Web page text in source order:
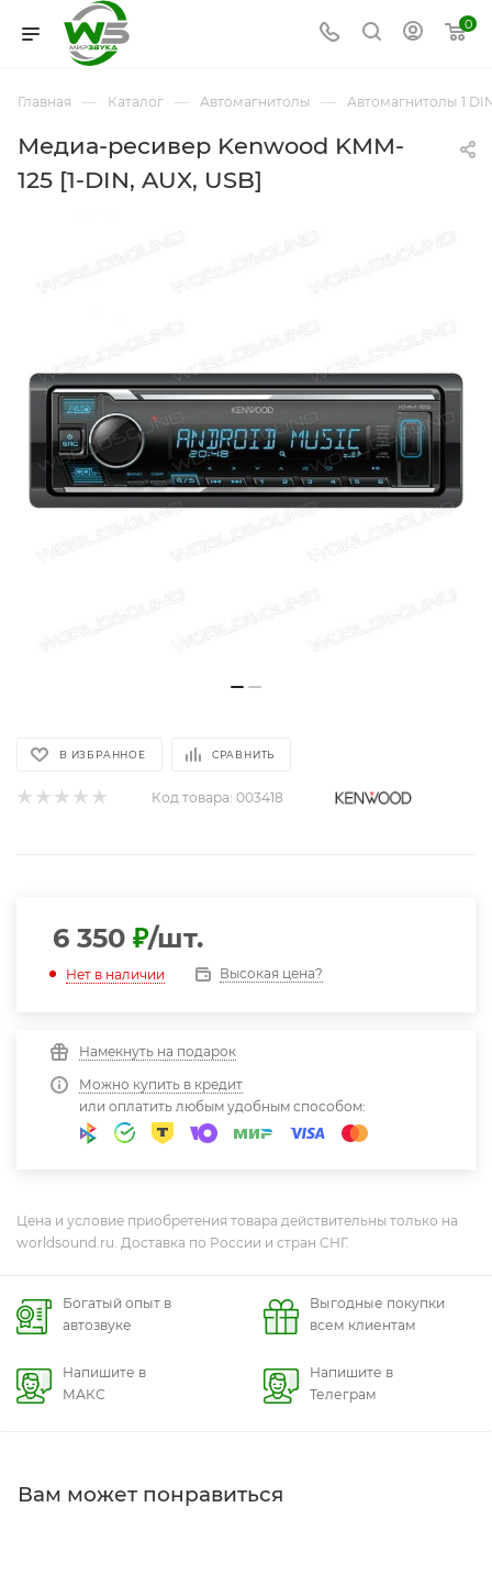
0
Главная — Каталог — Автомагнитолы — Автомагнитолы 1
Медиа-ресивер Kenwood KMM-
125 [1-DIN, AUX, USB]
В ИЗБРАННОЕ СРАВНИТЬ
Код товара: 003418
6 350 ₽/шт.
Нет в наличии Высокая цена?
Намекнуть на подарок
Можно купить в кредит
или оплатить любым удобным способом:
Цена и условие приобретения товара действительны только на
worldsound.ru. Доставка по России и стран СНГ.
Богатый опыт в
автозвуке
Выгодные покупки
всем клиентам
Напишите в
МАКС
Напишите в
Телеграм
Вам может понравиться